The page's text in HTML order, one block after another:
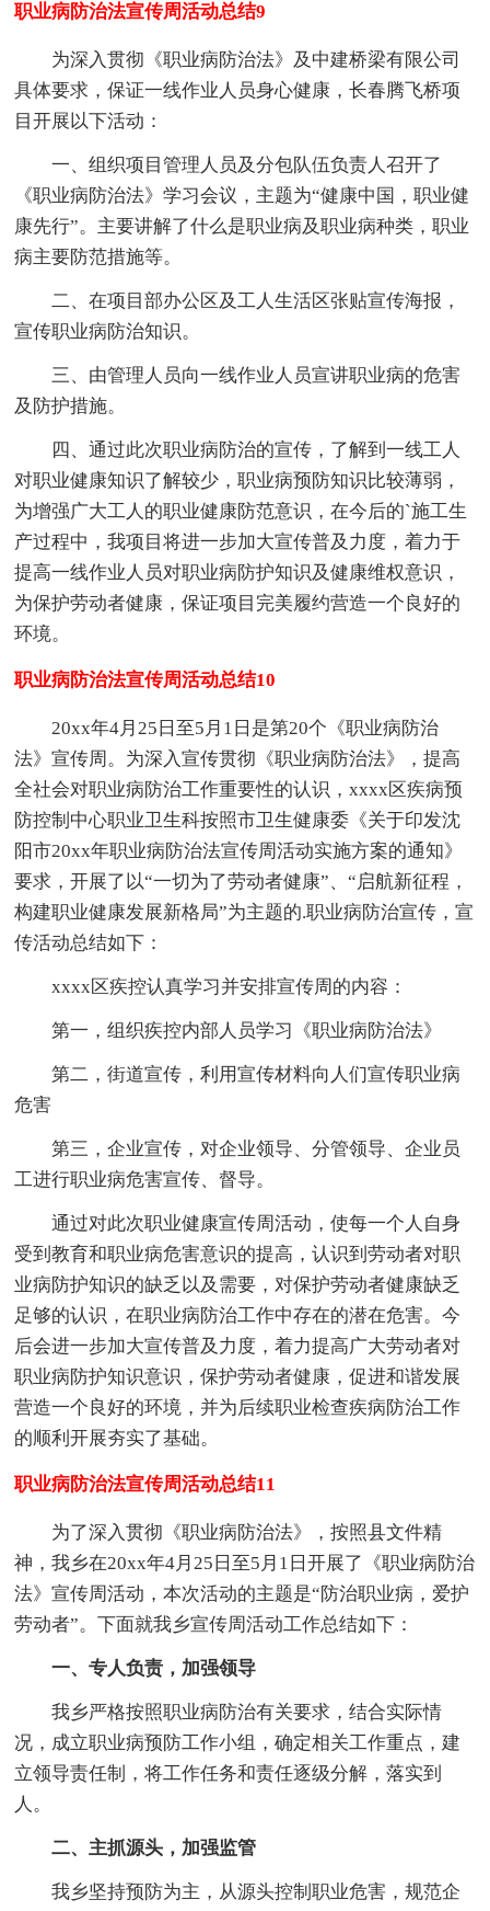
职业病防治法宣传周活动总结9
为深入贯彻《职业病防治法》及中建桥梁有限公司
具体要求，保证一线作业人员身心健康，长春腾飞桥项
目开展以下活动：
一、组织项目管理人员及分包队伍负责人召开了
《职业病防治法》学习会议，主题为“健康中国，职业健
康先行”。主要讲解了什么是职业病及职业病种类，职业
病主要防范措施等。
二、在项目部办公区及工人生活区张贴宣传海报，
宣传职业病防治知识。
三、由管理人员向一线作业人员宣讲职业病的危害
及防护措施。
四、通过此次职业病防治的宣传，了解到一线工人
对职业健康知识了解较少，职业病预防知识比较薄弱，
为增强广大工人的职业健康防范意识，在今后的`施工生
产过程中，我项目将进一步加大宣传普及力度，着力于
提高一线作业人员对职业病防护知识及健康维权意识，
为保护劳动者健康，保证项目完美履约营造一个良好的
环境。
职业病防治法宣传周活动总结10
20xx年4月25日至5月1日是第20个《职业病防治
法》宣传周。为深入宣传贯彻《职业病防治法》，提高
全社会对职业病防治工作重要性的认识，xxxx区疾病预
防控制中心职业卫生科按照市卫生健康委《关于印发沈
阳市20xx年职业病防治法宣传周活动实施方案的通知》
要求，开展了以“一切为了劳动者健康”、“启航新征程，
构建职业健康发展新格局”为主题的.职业病防治宣传，宣
传活动总结如下：
xxxx区疾控认真学习并安排宣传周的内容：
第一，组织疾控内部人员学习《职业病防治法》
第二，街道宣传，利用宣传材料向人们宣传职业病
危害
第三，企业宣传，对企业领导、分管领导、企业员
工进行职业病危害宣传、督导。
通过对此次职业健康宣传周活动，使每一个人自身
受到教育和职业病危害意识的提高，认识到劳动者对职
业病防护知识的缺乏以及需要，对保护劳动者健康缺乏
足够的认识，在职业病防治工作中存在的潜在危害。今
后会进一步加大宣传普及力度，着力提高广大劳动者对
职业病防护知识意识，保护劳动者健康，促进和谐发展
营造一个良好的环境，并为后续职业检查疾病防治工作
的顺利开展夯实了基础。
职业病防治法宣传周活动总结11
为了深入贯彻《职业病防治法》，按照县文件精
神，我乡在20xx年4月25日至5月1日开展了《职业病防治
法》宣传周活动，本次活动的主题是“防治职业病，爱护
劳动者”。下面就我乡宣传周活动工作总结如下：
一、专人负责，加强领导
我乡严格按照职业病防治有关要求，结合实际情
况，成立职业病预防工作小组，确定相关工作重点，建
立领导责任制，将工作任务和责任逐级分解，落实到
人。
二、主抓源头，加强监管
我乡坚持预防为主，从源头控制职业危害，规范企